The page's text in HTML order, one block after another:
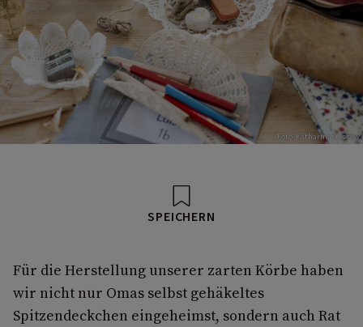
Foto: Katharina Gossow
SPEICHERN
Für die Herstellung unserer zarten Körbe haben
wir nicht nur Omas selbst gehäkeltes
Spitzendeckchen eingeheimst, sondern auch Rat